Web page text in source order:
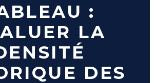
:
LA
DES